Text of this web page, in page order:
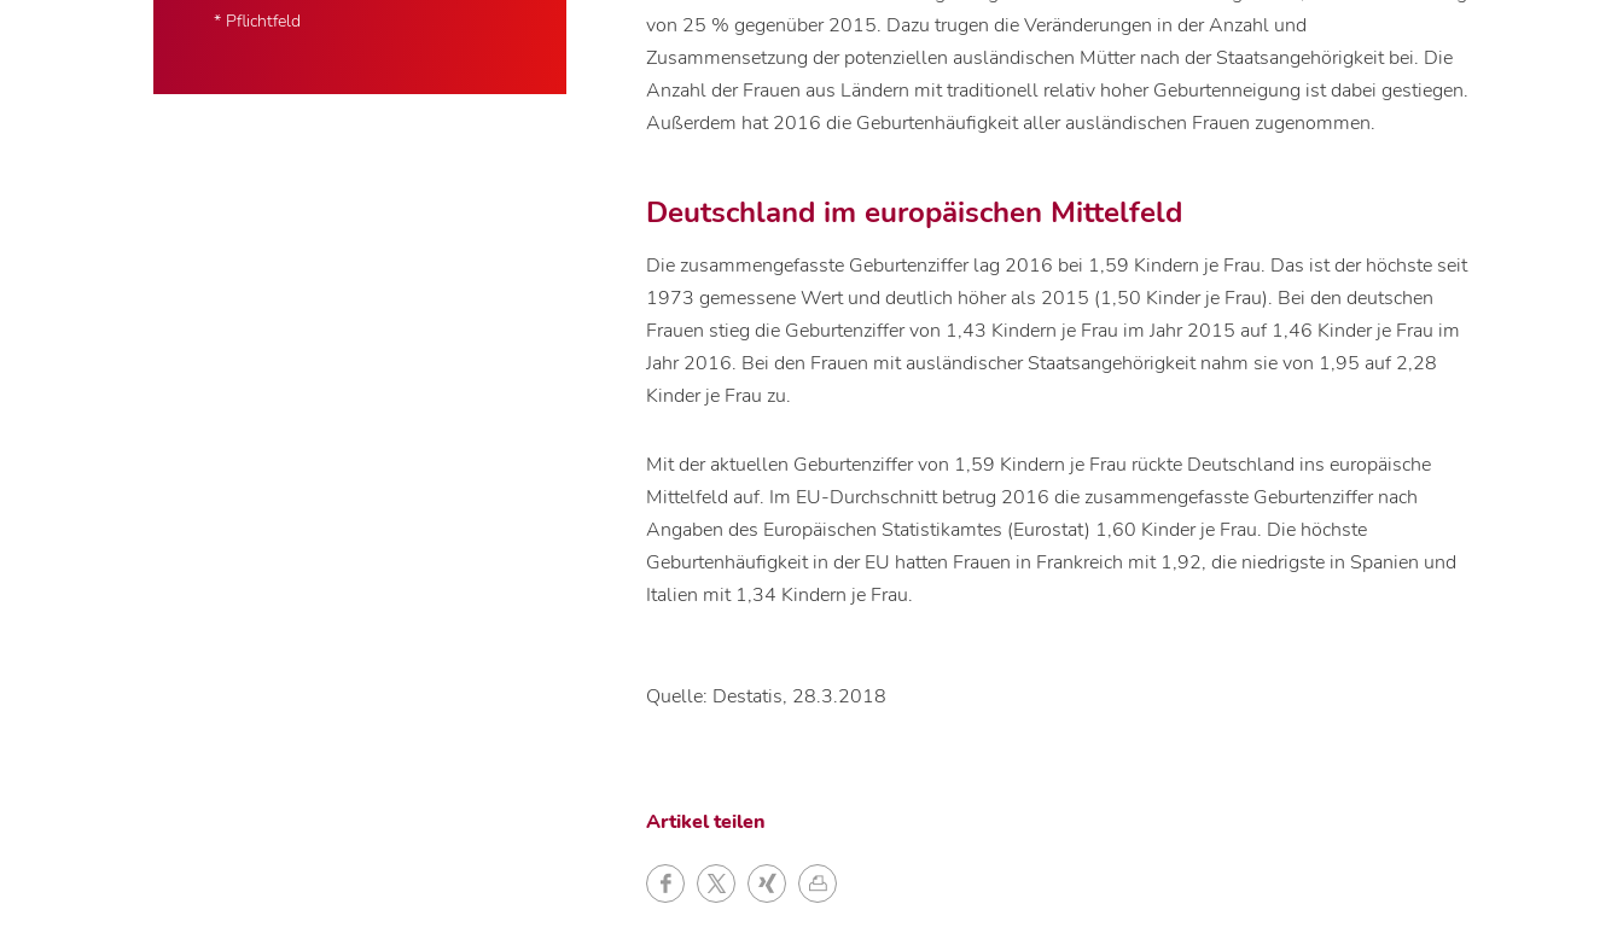
* Pflichtfeld
von 25 % gegenüber 2015. Dazu trugen die Veränderungen in der Anzahl und
Zusammensetzung der potenziellen ausländischen Mütter nach der Staatsangehörigkeit bei. Die
Anzahl der Frauen aus Ländern mit traditionell relativ hoher Geburtenneigung ist dabei gestiegen.
Außerdem hat 2016 die Geburtenhäufigkeit aller ausländischen Frauen zugenommen.
Deutschland im europäischen Mittelfeld
Die zusammengefasste Geburtenziffer lag 2016 bei 1,59 Kindern je Frau. Das ist der höchste seit
1973 gemessene Wert und deutlich höher als 2015 (1,50 Kinder je Frau). Bei den deutschen
Frauen stieg die Geburtenziffer von 1,43 Kindern je Frau im Jahr 2015 auf 1,46 Kinder je Frau im
Jahr 2016. Bei den Frauen mit ausländischer Staatsangehörigkeit nahm sie von 1,95 auf 2,28
Kinder je Frau zu.
Mit der aktuellen Geburtenziffer von 1,59 Kindern je Frau rückte Deutschland ins europäische
Mittelfeld auf. Im EU-Durchschnitt betrug 2016 die zusammengefasste Geburtenziffer nach
Angaben des Europäischen Statistikamtes (Eurostat) 1,60 Kinder je Frau. Die höchste
Geburtenhäufigkeit in der EU hatten Frauen in Frankreich mit 1,92, die niedrigste in Spanien und
Italien mit 1,34 Kindern je Frau.
Quelle: Destatis, 28.3.2018
Artikel teilen